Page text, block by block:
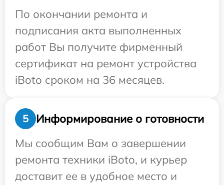
По окончании ремонта и
подписания акта выполненных
работ Вы получите фирменный
сертификат на ремонт устройства
iBoto сроком на 36 месяцев.
5
Информирование о готовности
Мы сообщим Вам о завершении
ремонта техники iBoto, и курьер
доставит ее в удобное место и